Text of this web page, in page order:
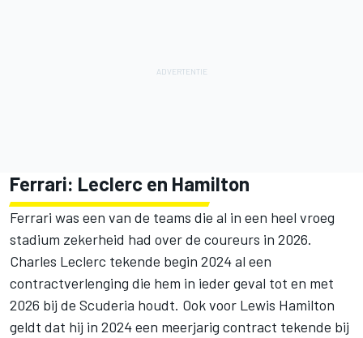
Ferrari: Leclerc en Hamilton
Ferrari was een van de teams die al in een heel vroeg
stadium zekerheid had over de coureurs in 2026.
Charles Leclerc tekende begin 2024 al een
contractverlenging die hem in ieder geval tot en met
2026 bij de Scuderia houdt. Ook voor Lewis Hamilton
geldt dat hij in 2024 een meerjarig contract tekende bij